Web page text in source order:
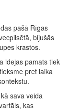
pašā Rīgas
bijušās
krastos.
idejas pamats tiek
pret laika
sava veida
kas